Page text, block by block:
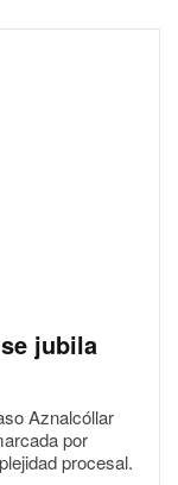
jubila
Aznalcóllar
por
procesal.